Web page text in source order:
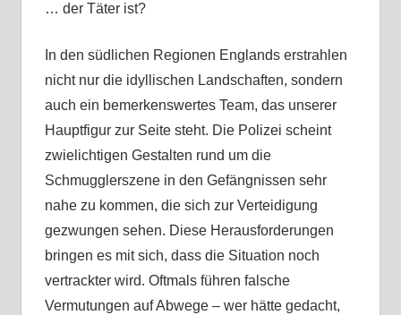
… der Täter ist?
In den südlichen Regionen Englands erstrahlen
nicht nur die idyllischen Landschaften, sondern
auch ein bemerkenswertes Team, das unserer
Hauptfigur zur Seite steht. Die Polizei scheint
zwielichtigen Gestalten rund um die
Schmugglerszene in den Gefängnissen sehr
nahe zu kommen, die sich zur Verteidigung
gezwungen sehen. Diese Herausforderungen
bringen es mit sich, dass die Situation noch
vertrackter wird. Oftmals führen falsche
Vermutungen auf Abwege – wer hätte gedacht,